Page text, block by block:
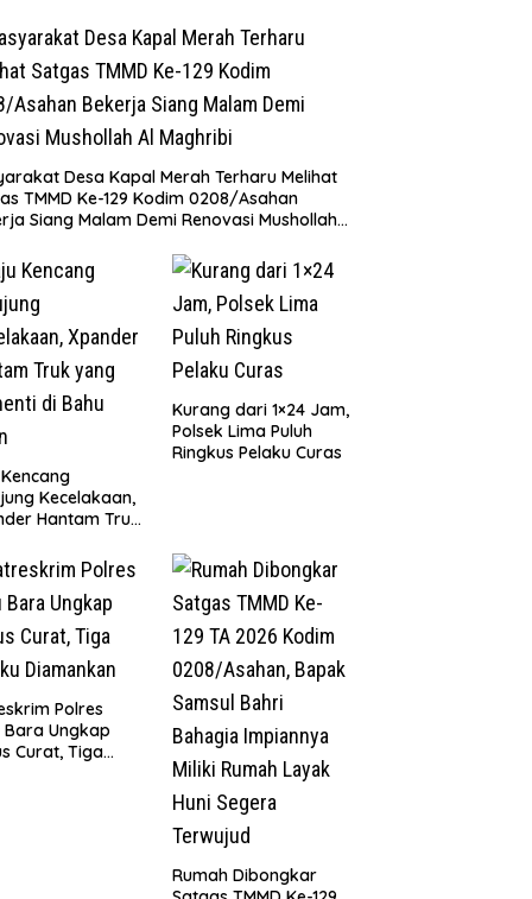
Ke-129 TA 2026 Kodim
Asahan, Bapak Samsul
Bahagia Impiannya Miliki
Layak Huni Segera
Polresta Deli Serdang Bongkar
Jaringan Peredaran Sabu di
Pagar Merbau, Dua Pengedar
25,73 Gram
Desa Kapal Merah Terharu Melihat
TMMD Ke-129 Kodim 0208/Asahan
Siang Malam Demi Renovasi Mushollah
Kecelakaan,
Hantam Truk
Kurang dari 1×24 Jam,
Polsek Lima Puluh
Ringkus Pelaku Curas
Polres
Bara Ungkap
Curat, Tiga
Rumah Dibongkar